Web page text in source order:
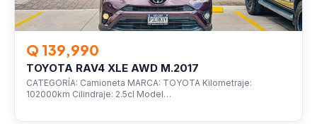
Q 139,990
TOYOTA RAV4 XLE AWD M.2017
CATEGORÍA: Camioneta MARCA: TOYOTA Kilometraje:
102000km Cilindraje: 2.5cl Model…